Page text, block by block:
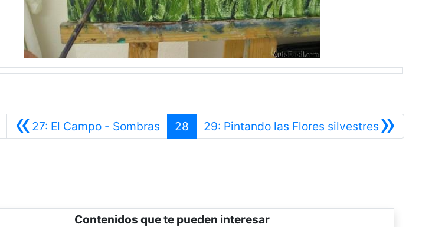
«27: El Campo - Sombras Anterior
28 »
29: Pintando las Flores silvestres Siguiente
Contenidos que te pueden interesar